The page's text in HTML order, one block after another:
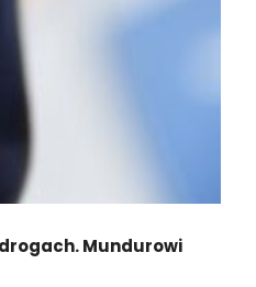
Mundurowi